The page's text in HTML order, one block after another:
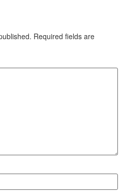
Required fields are